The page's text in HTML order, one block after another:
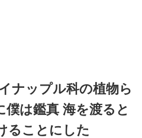
ナップル科の植物ら
僕は鑑真 海を渡ると
ることにした